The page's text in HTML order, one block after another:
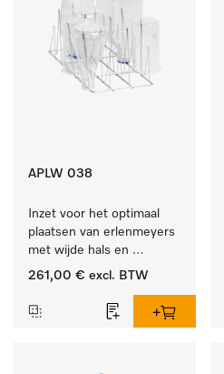
APLW 038
Inzet voor het optimaal
plaatsen van erlenmeyers
met wijde hals en
maatcylinders.
261,00 € excl. BTW